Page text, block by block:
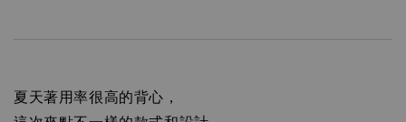
夏天著用率很高的背心，